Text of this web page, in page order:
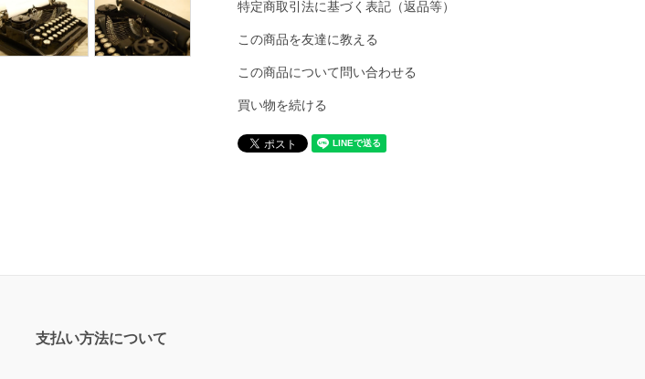
特定商取引法に基づく表記（返品等）
この商品を友達に教える
この商品について問い合わせる
買い物を続ける
支払い方法について